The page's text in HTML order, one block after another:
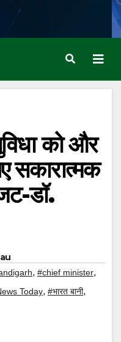
को और
सकारात्मक
डॉ.
, #chief minister,
Today, #भारत बानी,